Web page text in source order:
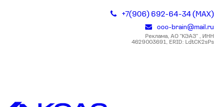
+7(906) 692-64-34 (MAX)
ooo-brain@mail.ru
Реклама, АО "КЭАЗ" , ИНН
4629003691, ERID: LdtCK2sPs